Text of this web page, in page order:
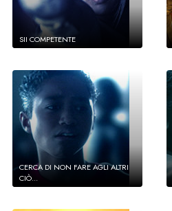
SII COMPETENTE
CERCA DI NON FARE AGLI ALTRI
CIÒ...